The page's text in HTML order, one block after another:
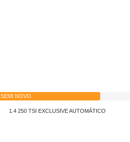
SEMI NOVO
1.4 250 TSI EXCLUSIVE AUTOMÁTICO